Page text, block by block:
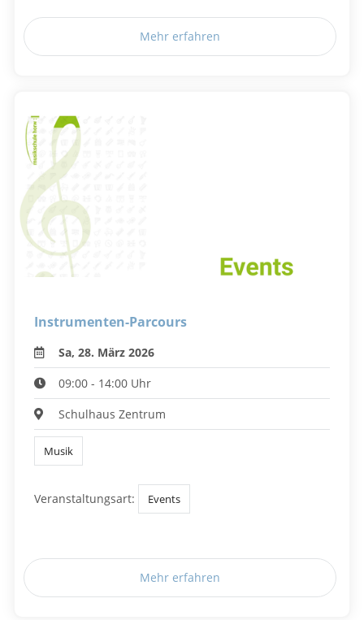
Mehr erfahren
Instrumenten-Parcours
Sa, 28. März 2026
09:00 - 14:00 Uhr
Schulhaus Zentrum
Musik
Veranstaltungsart: Events
Mehr erfahren